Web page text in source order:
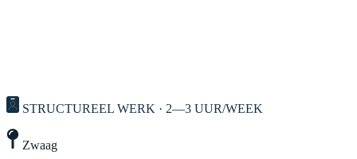
STRUCTUREEL WERK · 2—3 UUR/WEEK
Zwaag